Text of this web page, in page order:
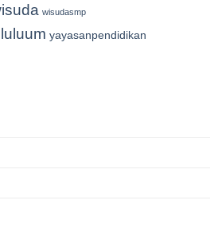
wisudasmp
yayasanpendidikan